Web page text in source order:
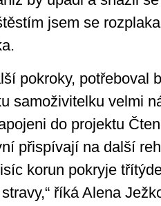
jsem se
pokroky, potřeboval
samoživitelku velmi
do projektu
přispívají na další
korun pokryje
říká Alena